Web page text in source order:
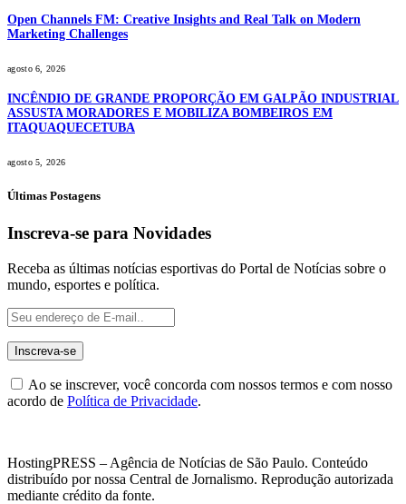
Open Channels FM: Creative Insights and Real Talk on Modern
Marketing Challenges
agosto 6, 2026
INCÊNDIO DE GRANDE PROPORÇÃO EM GALPÃO INDUSTRIAL
ASSUSTA MORADORES E MOBILIZA BOMBEIROS EM
ITAQUAQUECETUBA
agosto 5, 2026
Últimas Postagens
Inscreva-se para Novidades
Receba as últimas notícias esportivas do Portal de Notícias sobre o
mundo, esportes e política.
Ao se inscrever, você concorda com nossos termos e com nosso
acordo de Política de Privacidade.
HostingPRESS – Agência de Notícias de São Paulo. Conteúdo
distribuído por nossa Central de Jornalismo. Reprodução autorizada
mediante crédito da fonte.